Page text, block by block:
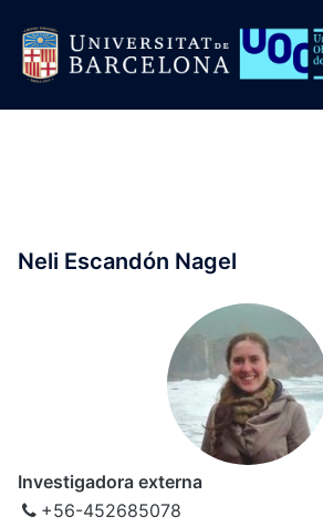
contenido
Neli Escandón Nagel
Investigadora externa
+56-452685078